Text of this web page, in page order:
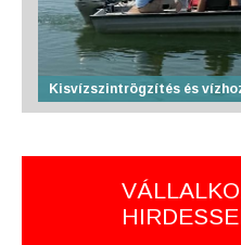
Kisvízszintrögzítés és